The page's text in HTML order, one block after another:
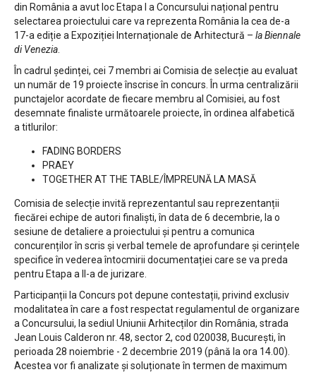
din România a avut loc Etapa I a Concursului național pentru
selectarea proiectului care va reprezenta România la cea de-a
17-a ediție a Expoziției Internaționale de Arhitectură – la Biennale
di Venezia
În cadrul ședinței, cei 7 membri ai Comisia de selecție au evaluat
un număr de 19 proiecte înscrise în concurs. În urma centralizării
punctajelor acordate de fiecare membru al Comisiei, au fost
desemnate finaliste următoarele proiecte, în ordinea alfabetică
a titlurilor:
FADING BORDERS
PRAEY
TOGETHER AT THE TABLE/ÎMPREUNĂ LA MASĂ
Comisia de selecție invită reprezentantul sau reprezentanții
fiecărei echipe de autori finaliști, în data de 6 decembrie, la o
sesiune de detaliere a proiectului și pentru a comunica
concurenților în scris și verbal temele de aprofundare și cerințele
specifice în vederea întocmirii documentației care se va preda
pentru Etapa a II-a de jurizare.
Participanții la Concurs pot depune contestații, privind exclusiv
modalitatea în care a fost respectat regulamentul de organizare
a Concursului, la sediul Uniunii Arhitecților din România, strada
Jean Louis Calderon nr. 48, sector 2, cod 020038, București, în
perioada 28 noiembrie - 2 decembrie 2019 (până la ora 14.00).
Acestea vor fi analizate și soluționate în termen de maximum